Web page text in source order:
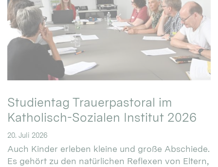
Studientag Trauerpastoral im
Katholisch-Sozialen Institut 2026
20. Juli 2026
Auch Kinder erleben kleine und große Abschiede.
Es gehört zu den natürlichen Reflexen von Eltern,